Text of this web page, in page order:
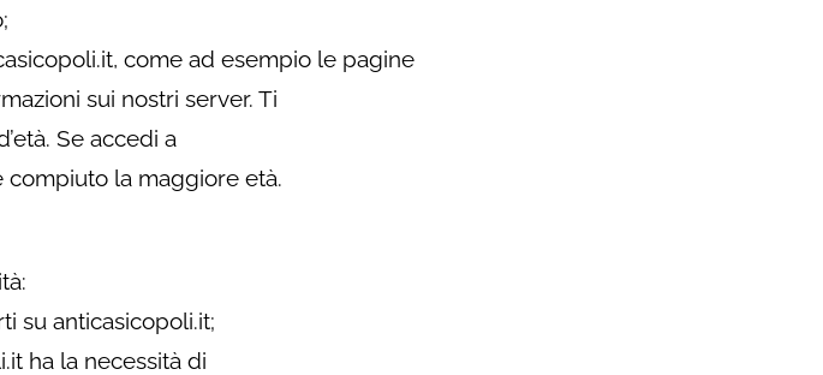
come ad esempio le pagine
sui nostri server. Ti
Se accedi a
compiuto la maggiore età.
su anticasicopoli.it;
ha la necessità di